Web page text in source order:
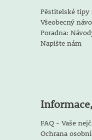
Pěstitelské tipy
Všeobecný
Poradna:
Napište nám
FAQ - Vaše
Ochrana